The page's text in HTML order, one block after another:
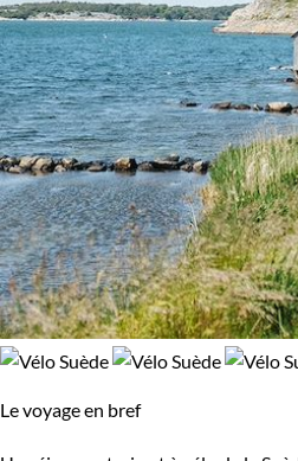
Le voyage en bref